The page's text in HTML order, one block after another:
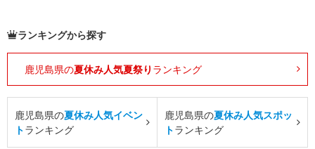
ランキングから探す
鹿児島県の夏休み人気夏祭り ランキング
鹿児島県の夏休み人気イベン
トランキング
鹿児島県の夏休み人気スポッ
トランキング